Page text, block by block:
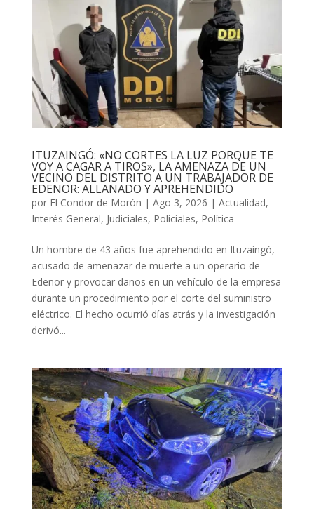
ITUZAINGÓ: «NO CORTES LA LUZ PORQUE TE
VOY A CAGAR A TIROS», LA AMENAZA DE UN
VECINO DEL DISTRITO A UN TRABAJADOR DE
EDENOR: ALLANADO Y APREHENDIDO
por El Condor de Morón | Ago 3, 2026 | Actualidad,
Interés General, Judiciales, Policiales, Política
Un hombre de 43 años fue aprehendido en Ituzaingó,
acusado de amenazar de muerte a un operario de
Edenor y provocar daños en un vehículo de la empresa
durante un procedimiento por el corte del suministro
eléctrico. El hecho ocurrió días atrás y la investigación
derivó...